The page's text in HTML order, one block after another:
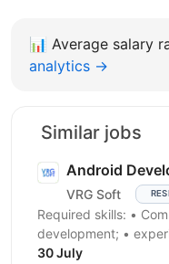
📊 Average salary
analytics →
Similar jobs
Android
VRG Soft
Required skills: •
development; •
Design and well
30 July